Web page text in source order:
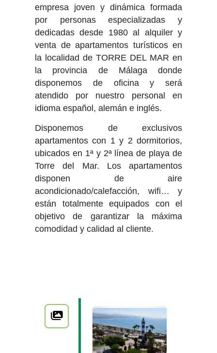
empresa joven y dinámica formada
por personas especializadas y
dedicadas desde 1980 al alquiler y
venta de apartamentos turísticos en
la localidad de TORRE DEL MAR en
la provincia de Málaga donde
disponemos de oficina y será
atendido por nuestro personal en
idioma español, alemán e inglés.
Disponemos de exclusivos
apartamentos con 1 y 2 dormitorios,
ubicados en 1ª y 2ª línea de playa de
Torre del Mar. Los apartamentos
disponen de aire
acondicionado/calefacción, wifi… y
están totalmente equipados con el
objetivo de garantizar la máxima
comodidad y calidad al cliente.